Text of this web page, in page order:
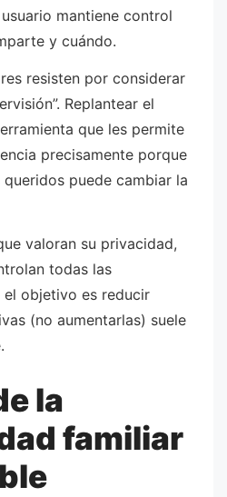
mantiene control
y cuándo.
resisten por considerar
Replantear el
que les permite
precisamente porque
puede cambiar la
valoran su privacidad,
todas las
objetivo es reducir
(no aumentarlas) suele
la
familiar